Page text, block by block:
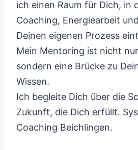
ich einen Raum für Dich, in
Coaching, Energiearbeit
Deinen eigenen Prozess
Mein Mentoring ist nicht
sondern eine Brücke zu
Wissen.
Ich begleite Dich über die
Zukunft, die Dich erfüllt.
Coaching Beichlingen.